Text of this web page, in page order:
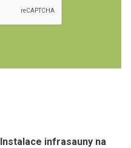
Instalace infrasauny na